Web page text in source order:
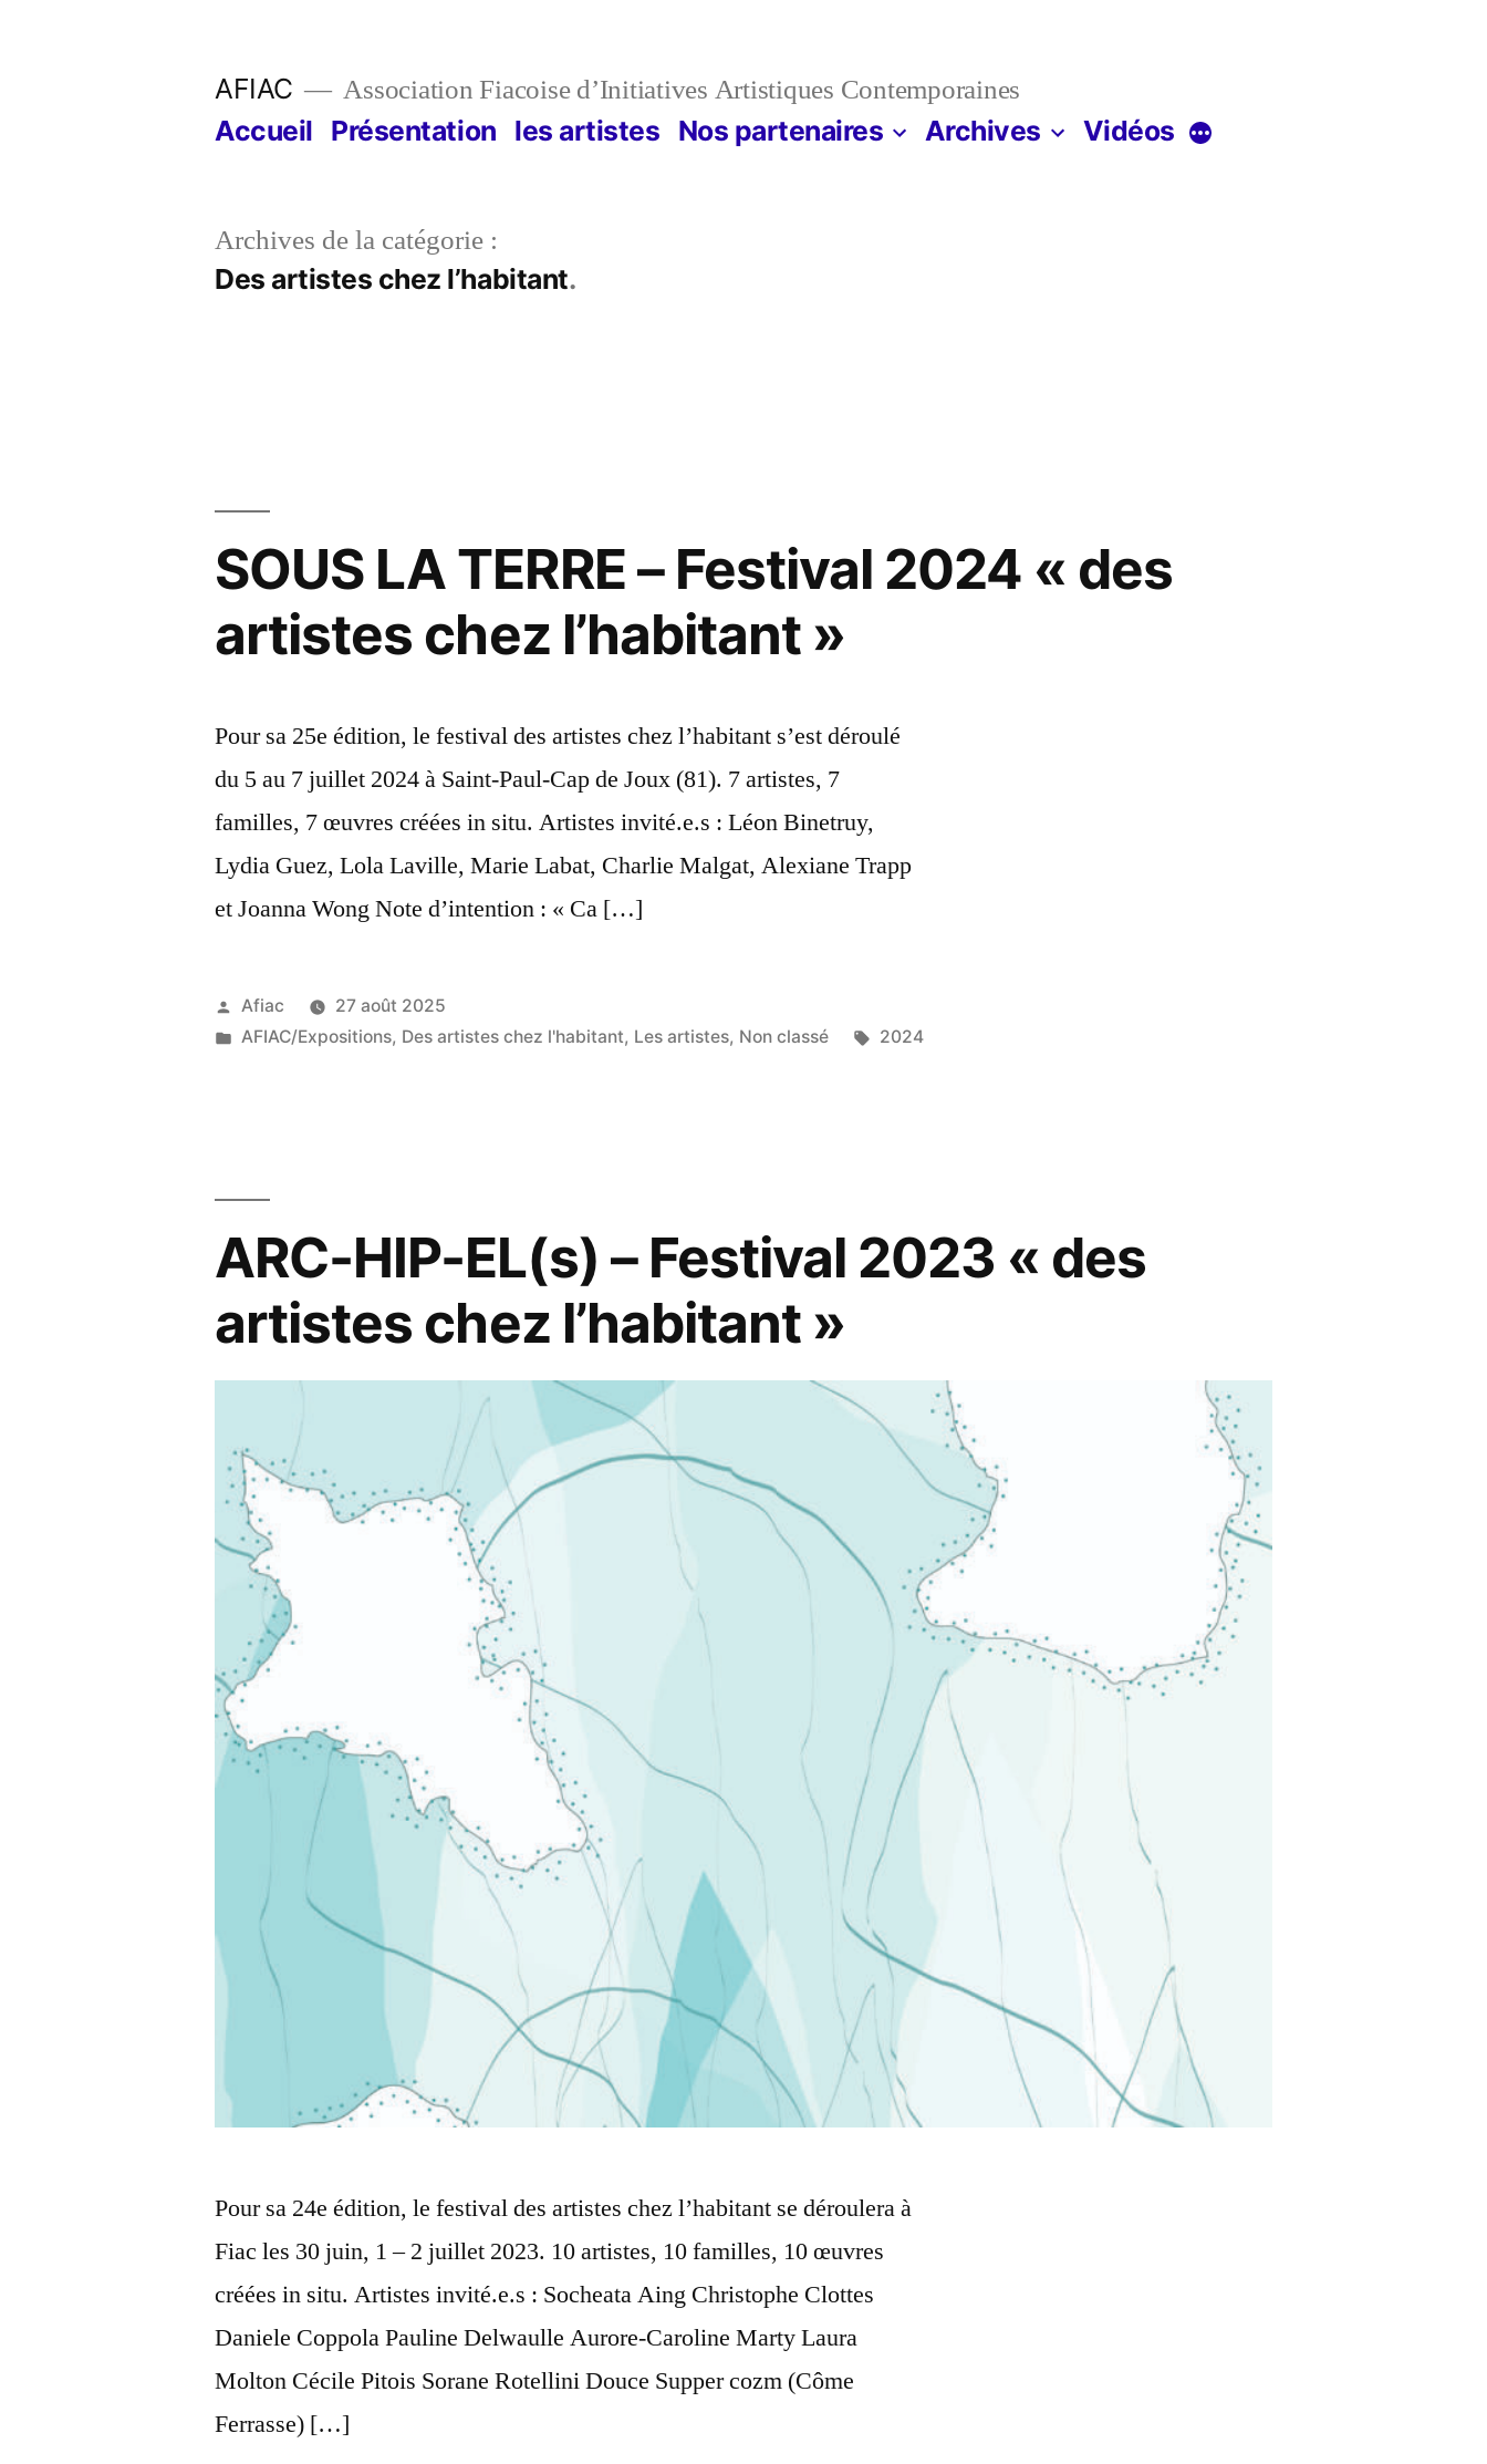
AFIAC Association Fiacoise d’Initiatives Artistiques Contemporaines
Accueil Présentation les artistes Nos partenaires Archives Vidéos Plus
Archives de la catégorie :
Des artistes chez l’habitant
SOUS LA TERRE – Festival 2024 « des
artistes chez l’habitant »
Pour sa 25e édition, le festival des artistes chez l’habitant s’est déroulé
du 5 au 7 juillet 2024 à Saint-Paul-Cap de Joux (81). 7 artistes, 7
familles, 7 œuvres créées in situ. Artistes invité.e.s : Léon Binetruy,
Lydia Guez, Lola Laville, Marie Labat, Charlie Malgat, Alexiane Trapp
et Joanna Wong Note d’intention : « Ca […]
Publié
par
Afiac
27 août 2025
Publié
AFIAC/Expositions, Des artistes chez l'habitant, Les artistes, Non classé Étiquettes :
2024
ARC-HIP-EL(s) – Festival 2023 « des
artistes chez l’habitant »
Pour sa 24e édition, le festival des artistes chez l’habitant se déroulera à
Fiac les 30 juin, 1 – 2 juillet 2023. 10 artistes, 10 familles, 10 œuvres
créées in situ. Artistes invité.e.s : Socheata Aing Christophe Clottes
Daniele Coppola Pauline Delwaulle Aurore-Caroline Marty Laura
Molton Cécile Pitois Sorane Rotellini Douce Supper cozm (Côme
Ferrasse) […]